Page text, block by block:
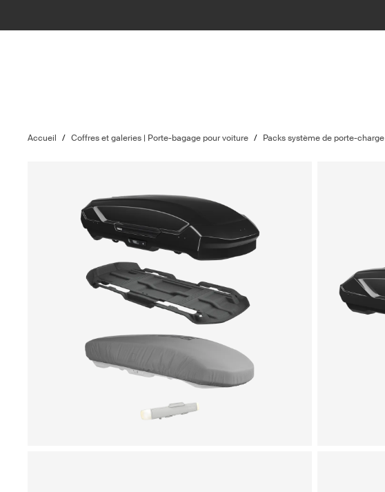
Accueil / Coffres et galeries | Porte-bagage pour voiture / Packs système de porte-charge